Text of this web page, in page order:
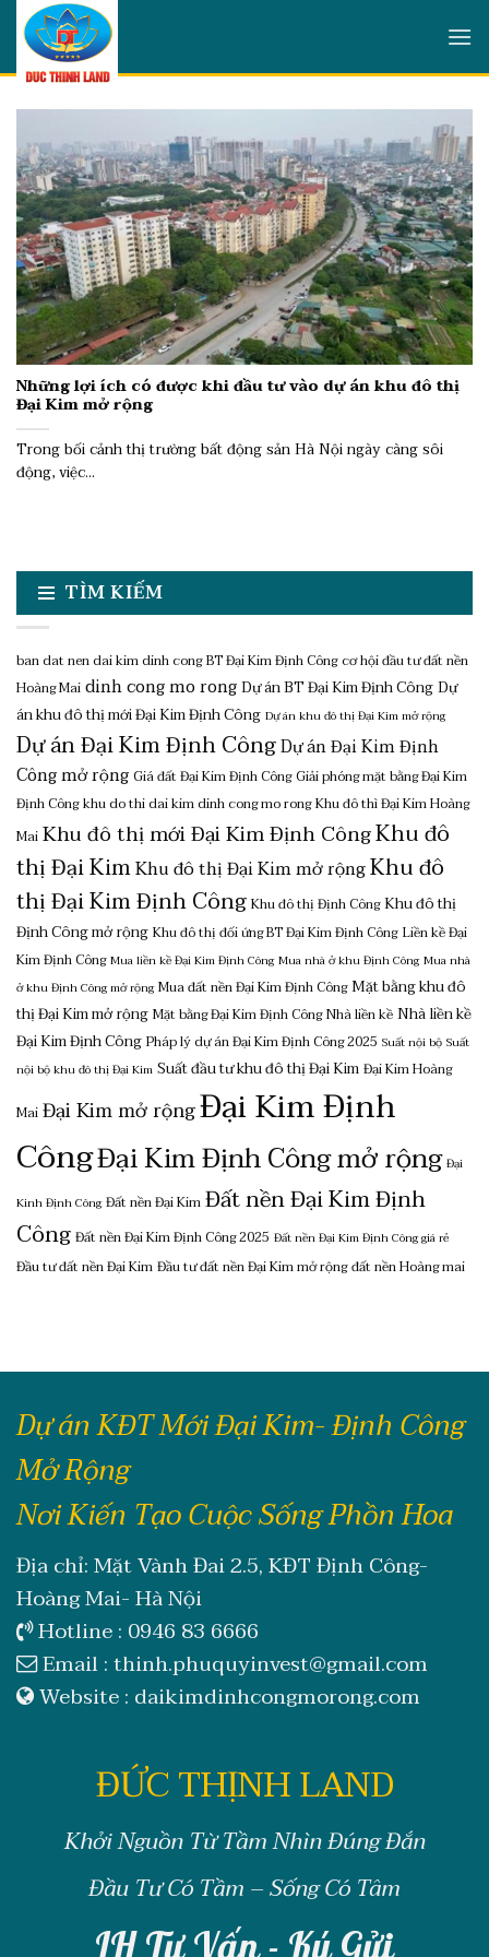
Skip
content
Những lợi ích có được khi đầu tư vào dự án khu đô thị
Đại Kim mở rộng
Trong bối cảnh thị trường bất động sản Hà Nội ngày càng sôi
động, việc...
TÌM KIẾM
ban dat nen dai kim dinh congBT Đại Kim Định Công cơ hội đầu tư đất nền
Hoàng Maidinh cong mo rongDự án BT Đại Kim Định CôngDự
án khu đô thị mới Đại Kim Định Công Dự án khu đô thị Đại Kim mở rộng
Dự án Đại Kim Định CôngDự án Đại Kim Định
Công mở rộngGiá đất Đại Kim Định CôngGiải phóng mặt bằng Đại Kim
Định Côngkhu do thi dai kim dinh cong mo rongKhu đô thì Đại Kim Hoàng
MaiKhu đô thị mới Đại Kim Định CôngKhu đô
thị Đại KimKhu đô thị Đại Kim mở rộngKhu đô
thị Đại Kim Định CôngKhu đô thị Định CôngKhu đô thị
Định Công mở rộngKhu đô thị đối ứng BT Đại Kim Định Công Liền kề Đại
Kim Định Công Mua liền kề Đại Kim Định Công Mua nhà ở khu Định Công Mua nhà
ở khu Định Công mở rộng Mua đất nền Đại Kim Định CôngMặt bằng khu đô
thị Đại Kim mở rộngMặt bằng Đại Kim Định CôngNhà liền kềNhà liền kề
Đại Kim Định CôngPháp lý dự án Đại Kim Định Công 2025 Suất nội bộ Suất
nội bộ khu đô thị Đại Kim Suất đầu tư khu đô thị Đại KimĐại Kim Hoàng
MaiĐại Kim mở rộngĐại Kim Định
CôngĐại Kim Định Công mở rộng Đại
Kinh Định Công Đất nền Đại KimĐất nền Đại Kim Định
CôngĐất nền Đại Kim Định Công 2025 Đất nền Đại Kim Định Công giá rẻ
Đầu tư đất nền Đại KimĐầu tư đất nền Đại Kim mở rộngđất nền Hoàng mai
Dự án KĐT Mới Đại Kim- Định Công
Mở Rộng
Nơi Kiến Tạo Cuộc Sống Phồn Hoa
Địa chỉ: Mặt Vành Đai 2.5, KĐT Định Công-
Hoàng Mai- Hà Nội
Hotline : 0946 83 6666
Email :thinh.phuquyinvest@gmail.com
Website : daikimdinhcongmorong.com
ĐỨC THỊNH LAND
Khởi Nguồn Từ Tầm Nhìn Đúng Đắn
Đầu Tư Có Tầm – Sống Có Tâm